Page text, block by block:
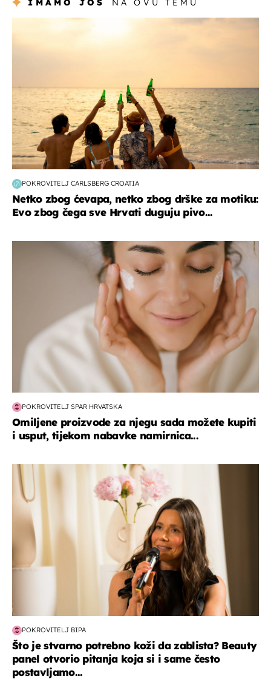
IMAMO JOŠ NA OVU TEMU
POKROVITELJ CARLSBERG CROATIA
Netko zbog ćevapa, netko zbog drške za motiku:
Evo zbog čega sve Hrvati duguju pivo...
moda & ljepota
POKROVITELJ SPAR HRVATSKA
Omiljene proizvode za njegu sada možete kupiti
i usput, tijekom nabavke namirnica...
moda & ljepota
POKROVITELJ BIPA
Što je stvarno potrebno koži da zablista? Beauty
panel otvorio pitanja koja si i same često
postavljamo...